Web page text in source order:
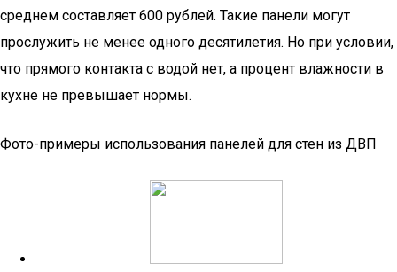
среднем составляет 600 рублей. Такие панели могут
прослужить не менее одного десятилетия. Но при условии,
что прямого контакта с водой нет, а процент влажности в
кухне не превышает нормы.
Фото-примеры использования панелей для стен из ДВП